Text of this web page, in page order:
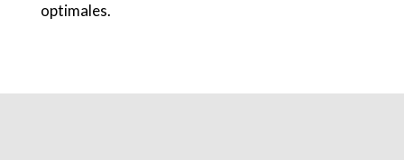
optimales.